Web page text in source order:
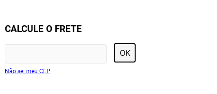
CALCULE O FRETE
OK
Não sei meu CEP